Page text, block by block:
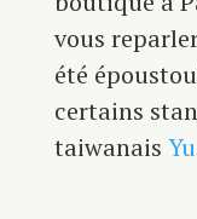
vous
été
certains
taiwanais Yu